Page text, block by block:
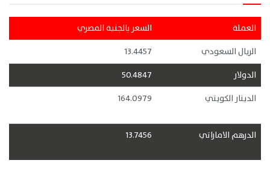
العملة
السعر بالجنية المصري
الريال السعودي
13.4457
الدولار
50.4847
الدينار الكويتي
164.0979
الدرهم الاماراتي 13.7456